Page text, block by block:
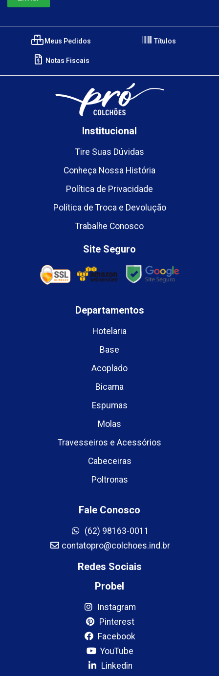
Meus Pedidos Títulos
Notas Fiscais
Institucional
Tire Suas Dúvidas
Conheça Nossa História
Política de Privacidade
Política de Troca e Devolução
Trabalhe Conosco
Site Seguro
Departamentos
Hotelaria
Base
Acoplado
Bicama
Espumas
Molas
Travesseiros e Acessórios
Cabeceiras
Poltronas
Fale Conosco
(62) 98163-0011
contatopro@colchoes.ind.br
Redes Sociais
Probel
Instagram
Pinterest
Facebook
YouTube
Linkedin